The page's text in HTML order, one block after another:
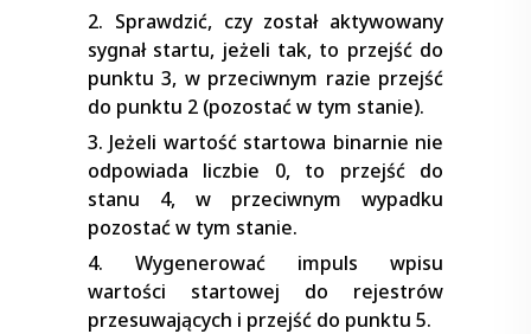
2. Sprawdzić, czy został aktywowany
sygnał startu, jeżeli tak, to przejść do
punktu 3, w przeciwnym razie przejść
do punktu 2 (pozostać w tym stanie).
3. Jeżeli wartość startowa binarnie nie
odpowiada liczbie 0, to przejść do
stanu 4, w przeciwnym wypadku
pozostać w tym stanie.
4. Wygenerować impuls wpisu
wartości startowej do rejestrów
przesuwających i przejść do punktu 5.